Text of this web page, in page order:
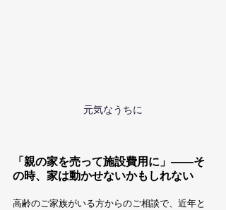
元気なうちに
「親の家を売って施設費用に」——そ
の時、家は動かせないかもしれない
高齢のご家族がいる方からのご相談で、近年と